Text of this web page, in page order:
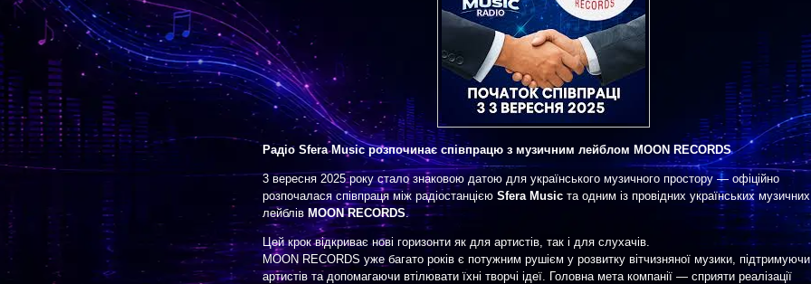
Радіо Sfera Music розпочинає співпрацю з музичним лейблом MOON RECORDS
3 вересня 2025 року стало знаковою датою для українського музичного простору — офіційно
розпочалася співпраця між радіостанцією Sfera Music та одним із провідних українських музичних
лейблів MOON RECORDS.
Цей крок відкриває нові горизонти як для артистів, так і для слухачів.
MOON RECORDS уже багато років є потужним рушієм у розвитку вітчизняної музики, підтримуючи
артистів та допомагаючи втілювати їхні творчі ідеї. Головна мета компанії — сприяти реалізації